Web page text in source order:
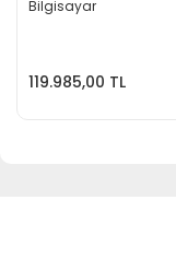
Bilgisayar
119.985,00 TL